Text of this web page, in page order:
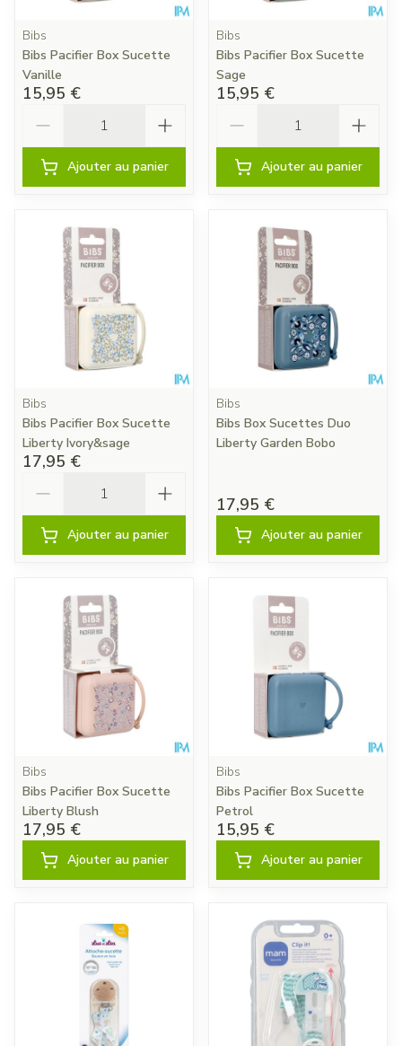
Bibs
Bibs Pacifier Box Sucette
Vanille
15,95 €
Ajouter au panier
Bibs
Bibs Pacifier Box Sucette
Sage
15,95 €
Ajouter au panier
Bibs
Bibs Pacifier Box Sucette
Liberty Ivory&sage
17,95 €
Ajouter au panier
Bibs
Bibs Box Sucettes Duo
Liberty Garden Bobo
17,95 €
Ajouter au panier
Bibs
Bibs Pacifier Box Sucette
Liberty Blush
17,95 €
Ajouter au panier
Bibs
Bibs Pacifier Box Sucette
Petrol
15,95 €
Ajouter au panier